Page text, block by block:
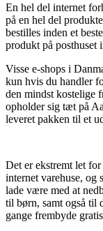
En hel del internet
på en hel del
bestilles inden et
produkt på posthuset
Visse e-shops i
kun hvis du handler
den mindst kostelige
opholder sig tæt på
leveret pakken til et
Det er ekstremt let
internet varehuse, og
lade være med at
til børn, samt også til
gange frembyde